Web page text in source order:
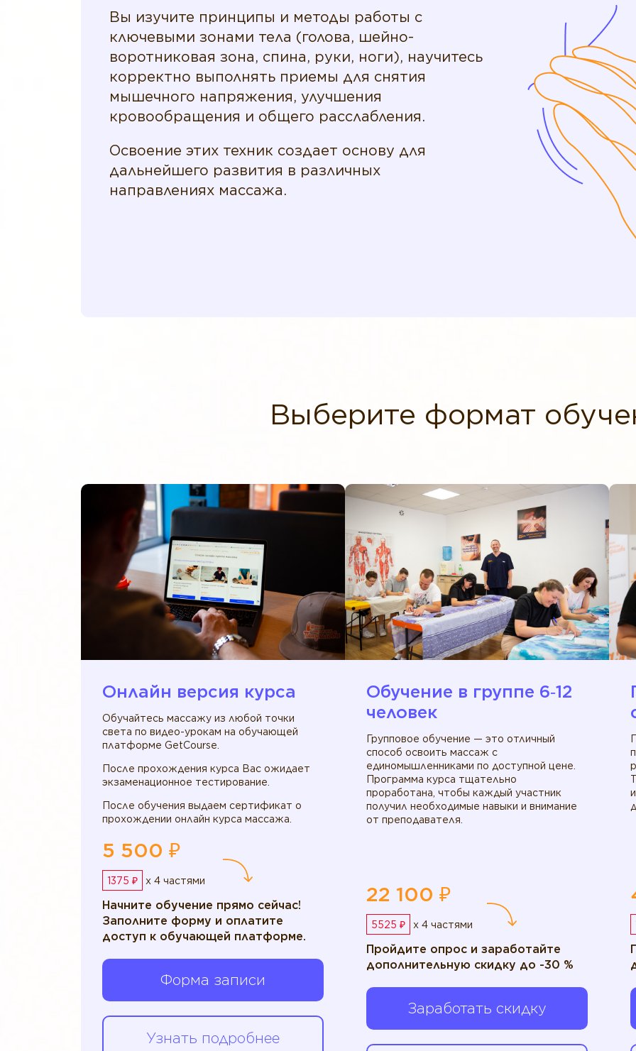
Вы изучите принципы и методы работы с
ключевыми зонами тела (голова, шейно-
воротниковая зона, спина, руки, ноги), научитесь
корректно выполнять приемы для снятия
мышечного напряжения, улучшения
кровообращения и общего расслабления.
Освоение этих техник создает основу для
дальнейшего развития в различных
направлениях массажа.
Выберите формат
Онлайн версия курса
Обучайтесь массажу из любой точки
света по видео-урокам на обучающей
платформе GetCourse.
После прохождения курса Вас ожидает
экзаменационное тестирование.
После обучения выдаем сертификат о
прохождении онлайн курса массажа.
5 500 ₽
1375 ₽ x 4 частями
Начните обучение прямо сейчас!
Заполните форму и оплатите
доступ к обучающей платформе.
Форма записи
Узнать подробнее
Обучение в группе 6‑12
человек
Групповое обучение — это отличный
способ освоить массаж с
единомышленниками по доступной цене.
Программа курса тщательно
проработана, чтобы каждый участник
получил необходимые навыки и внимание
от преподавателя.
22 100 ₽
5525 ₽ x 4 частями
Пройдите опрос и заработайте
дополнительную скидку до -30 %
Заработать скидку